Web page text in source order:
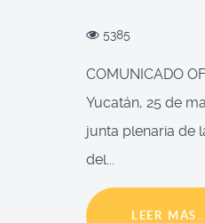
5385
COMUNICADO
Yucatán, 25 de
junta plenaria de
del...
LEER MÁS...